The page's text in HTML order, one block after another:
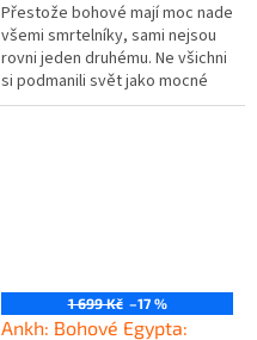
Přestože bohové mají moc nade
všemi smrtelníky, sami nejsou
rovni jeden druhému. Ne všichni
si podmanili svět jako mocné
slunce, ne všichni jsou vládci
1 699 Kč –17 %
Ankh: Bohové Egypta: